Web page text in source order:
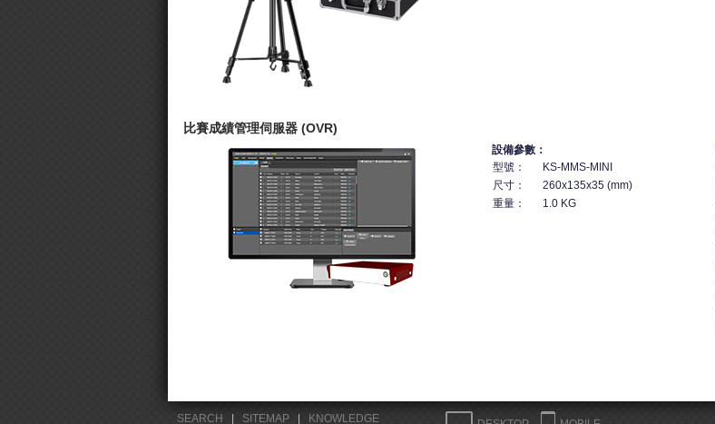
比賽成績管理伺服器 (OVR)
設備參數：
型號：
KS-MMS-MINI
尺寸：
260x135x35 (mm)
重量：
1.0 KG
SEARCH SITEMAP| KNOWLEDGE